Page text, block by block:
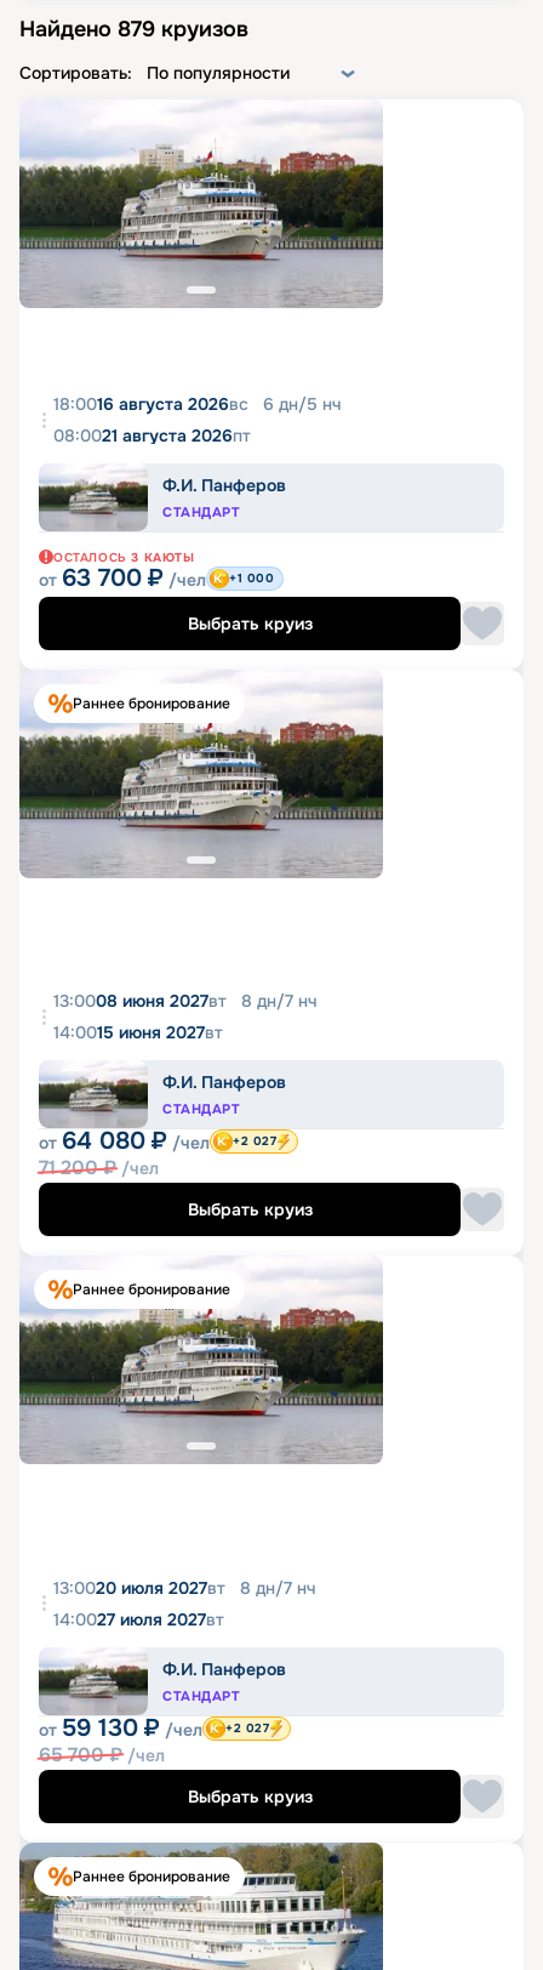
Найдено 879 круизов
Сортировать: По популярности
18:0016 августа 2026вс 6 дн/5 нч
08:0021 августа 2026пт
Ф.И. Панферов
СТАНДАРТ
ОСТАЛОСЬ 3 КАЮТЫ
от 63 700 ₽ /чел +1 000
Выбрать круиз
Раннее бронирование
13:0008 июня 2027вт 8 дн/7 нч
14:0015 июня 2027вт
Ф.И. Панферов
СТАНДАРТ
от 64 080 ₽ /чел
71 200₽ /чел
+2 027
Выбрать круиз
Раннее бронирование
13:0020 июля 2027вт 8 дн/7 нч
14:0027 июля 2027вт
Ф.И. Панферов
СТАНДАРТ
от 59 130 ₽ /чел
65 700₽ /чел
+2 027
Выбрать круиз
Раннее бронирование